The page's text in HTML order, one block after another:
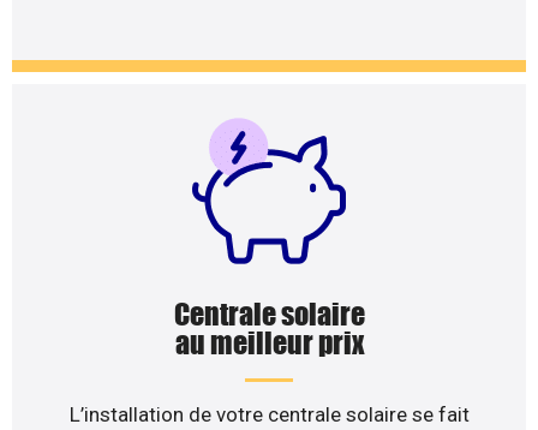
Centrale solaire
au meilleur prix
L’installation de votre centrale solaire se fait